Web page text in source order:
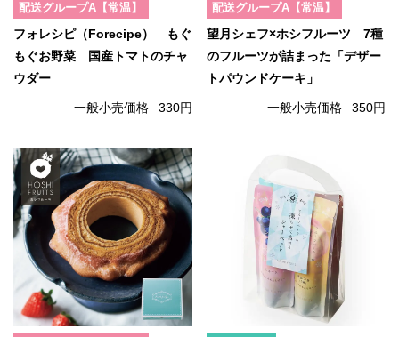
配送グループA【常温】
フォレシピ（Forecipe） もぐ
もぐお野菜 国産トマトのチャ
ウダー
一般小売価格 330円
配送グループA【常温】
望月シェフ×ホシフルーツ 7種
のフルーツが詰まった「デザー
トパウンドケーキ」
一般小売価格 350円